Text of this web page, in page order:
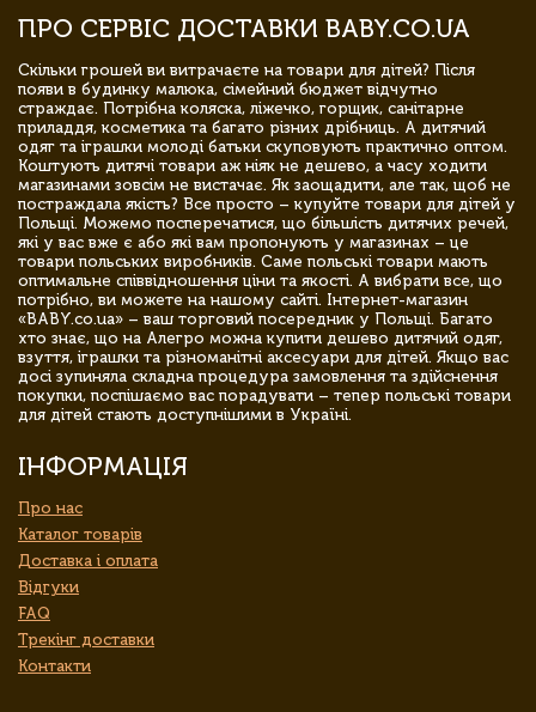
ПРО СЕРВІС ДОСТАВКИ BABY.CO.UA
Скільки грошей ви витрачаєте на товари для дітей? Після
появи в будинку малюка, сімейний бюджет відчутно
страждає. Потрібна коляска, ліжечко, горщик, санітарне
приладдя, косметика та багато різних дрібниць. А дитячий
одяг та іграшки молоді батьки скуповують практично оптом.
Коштують дитячі товари аж ніяк не дешево, а часу ходити
магазинами зовсім не вистачає. Як заощадити, але так, щоб не
постраждала якість? Все просто – купуйте товари для дітей у
Польщі. Можемо посперечатися, що більшість дитячих речей,
які у вас вже є або які вам пропонують у магазинах – це
товари польських виробників. Саме польські товари мають
оптимальне співвідношення ціни та якості. А вибрати все, що
потрібно, ви можете на нашому сайті. Інтернет-магазин
«BABY.co.ua» – ваш торговий посередник у Польщі. Багато
хто знає, що на Алегро можна купити дешево дитячий одяг,
взуття, іграшки та різноманітні аксесуари для дітей. Якщо вас
досі зупиняла складна процедура замовлення та здійснення
покупки, поспішаємо вас порадувати – тепер польські товари
для дітей стають доступнішими в Україні.
ІНФОРМАЦІЯ
Про нас
Каталог товарів
Доставка і оплата
Відгуки
FAQ
Трекінг доставки
Контакти